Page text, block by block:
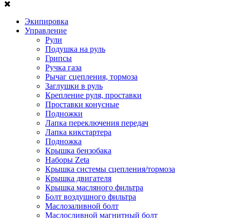
Экипировка
Управление
Рули
Подушка на руль
Грипсы
Ручка газа
Рычаг сцепления, тормоза
Заглушки в руль
Крепление руля, проставки
Проставки конусные
Подножки
Лапка переключения передач
Лапка кикстартера
Подножка
Крышка бензобака
Наборы Zeta
Крышка системы сцепления/тормоза
Крышка двигателя
Крышка масляного фильтра
Болт воздушного фильтра
Маслозаливной болт
Маслосливной магнитный болт